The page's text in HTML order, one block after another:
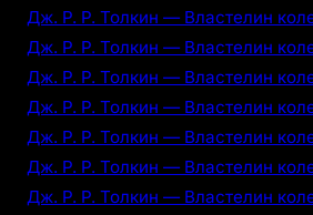
Дж. Р. Р. Толкин — Властелин
Дж. Р. Р. Толкин — Властелин
Дж. Р. Р. Толкин — Властелин
Дж. Р. Р. Толкин — Властелин
Дж. Р. Р. Толкин — Властелин
Дж. Р. Р. Толкин — Властелин
Дж. Р. Р. Толкин — Властелин